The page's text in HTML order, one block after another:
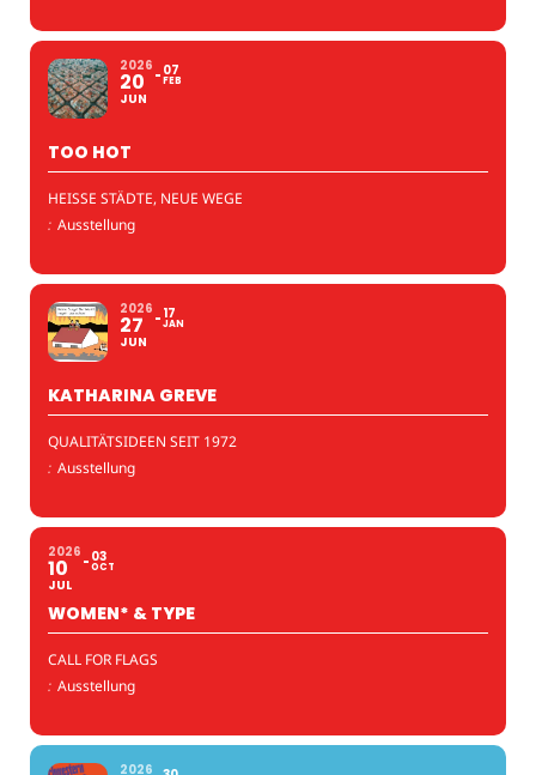
2026
20
JUN
07
FEB
TOO HOT
HEISSE STÄDTE, NEUE WEGE
: Ausstellung
2026
27
JUN
17
JAN
KATHARINA GREVE
QUALITÄTSIDEEN SEIT 1972
: Ausstellung
2026
10
JUL
03
OCT
WOMEN* & TYPE
CALL FOR FLAGS
: Ausstellung
2026